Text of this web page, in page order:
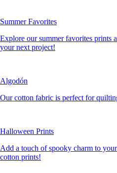
Summer Favorites
Explore our summer favorites prints
your next project!
Algodón
Our cotton fabric is perfect for
Halloween Prints
Add a touch of spooky charm to
cotton prints!